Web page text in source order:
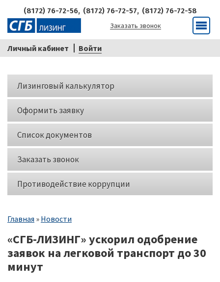
(8172) 76-72-56, (8172) 76-72-57, (8172) 76-72-58
Заказать звонок
Личный кабинет Войти
Меню
Кнопки
слева
Лизинговый калькулятор
Оформить заявку
Список документов
Заказать звонок
Противодействие коррупции
Строка
Главная Новости
«СГБ-ЛИЗИНГ» ускорил одобрение
заявок на легковой транспорт до 30
минут